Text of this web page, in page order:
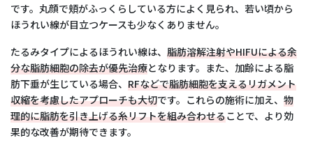
です。丸顔で頬がふっくらしている方によく見られ、若い頃から
ほうれい線が目立つケースも少なくありません。
たるみタイプによるほうれい線は、 脂肪溶解注射やHIFUによる余
分な脂肪細胞の除去が優先治療となります。また、加齢による脂
肪下垂が生じている場合、 RFなどで脂肪細胞を支えるリガメント
収縮を考慮したアプローチも大切です。これらの施術に加え、 物
理的に脂肪を引き上げる糸リフトを組み合わせることで、より効
果的な改善が期待できます。